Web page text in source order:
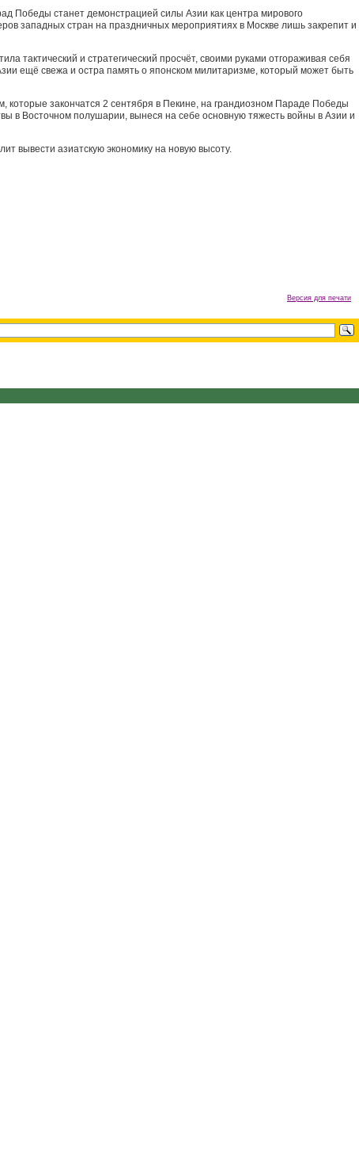
Победы станет демонстрацией силы Азии как центра мирового
западных стран на праздничных мероприятиях в Москве лишь закрепит и
тактический и стратегический просчёт, своими руками отгораживая себя
ещё свежа и остра память о японском милитаризме, который может быть
закончатся 2 сентября в Пекине, на грандиозном Параде Победы
в Восточном полушарии, вынеся на себе основную тяжесть войны в Азии и
вывести азиатскую экономику на новую высоту.
Версия для печати